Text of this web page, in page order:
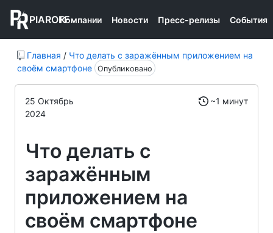
PIAROFFКомпании Новости Пресс-релизы События
Главная / Что делать с заражённым приложением на
своём смартфоне Опубликовано
25 Октябрь
2024
~1 минут
Что делать с
заражённым
приложением на
своём смартфоне